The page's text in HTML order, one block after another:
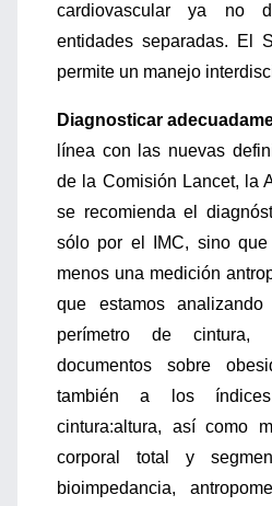
cardiovascular ya no
entidades separadas. El
permite un manejo
Diagnosticar
línea con las nuevas
de la Comisión Lancet, la
se recomienda el
sólo por el IMC, sino que
menos una medición
que estamos
perímetro de cintura,
documentos sobre
también a los
cintura:altura, así como
corporal total y
bioimpedancia,